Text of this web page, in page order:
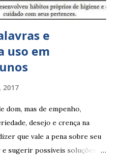
e
uso em
2017
mas de empenho,
desejo e crença na
que vale a pena sobre seu
sugerir possíveis soluções.